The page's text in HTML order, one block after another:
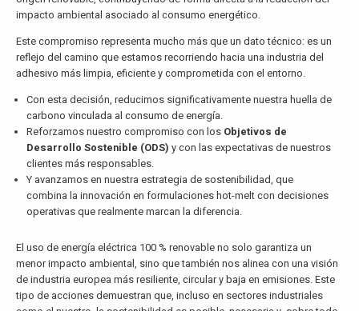
impacto ambiental asociado al consumo energético.
Este compromiso representa mucho más que un dato técnico: es un
reflejo del camino que estamos recorriendo hacia una industria del
adhesivo más limpia, eficiente y comprometida con el entorno.
Con esta decisión, reducimos significativamente nuestra huella de
carbono vinculada al consumo de energía.
Reforzamos nuestro compromiso con los Objetivos de
Desarrollo Sostenible (ODS) y con las expectativas de nuestros
clientes más responsables.
Y avanzamos en nuestra estrategia de sostenibilidad, que
combina la innovación en formulaciones hot-melt con decisiones
operativas que realmente marcan la diferencia.
El uso de energía eléctrica 100 % renovable no solo garantiza un
menor impacto ambiental, sino que también nos alinea con una visión
de industria europea más resiliente, circular y baja en emisiones. Este
tipo de acciones demuestran que, incluso en sectores industriales